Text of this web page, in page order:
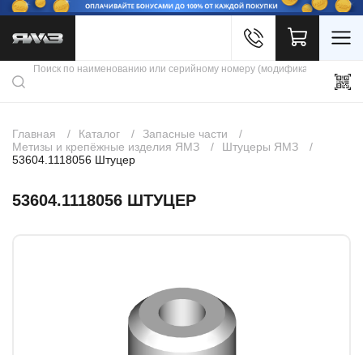
Каталог продукции
Скидки
Контакты
Главная Каталог
Запасные части
Метизы и крепёжные изделия ЯМЗ
Штуцеры ЯМЗ
53604.1118056 Штуцер
53604.1118056 ШТУЦЕР